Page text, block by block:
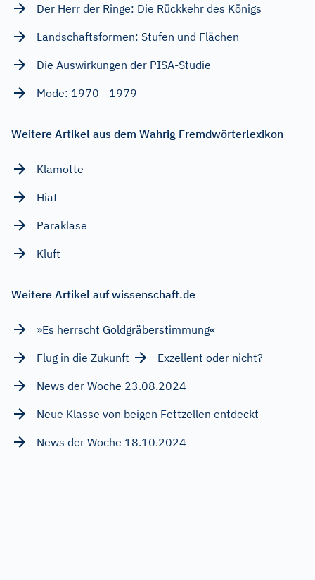
Der Herr der Ringe: Die Rückkehr des Königs
Landschaftsformen: Stufen und Flächen
Die Auswirkungen der PISA-Studie
Mode: 1970 - 1979
Weitere Artikel aus dem Wahrig Fremdwörterlexikon
Klamotte
Hiat
Paraklase
Kluft
Weitere Artikel auf wissenschaft.de
»Es herrscht Goldgräberstimmung«
Flug in die Zukunft
Exzellent oder nicht?
News der Woche 23.08.2024
Neue Klasse von beigen Fettzellen entdeckt
News der Woche 18.10.2024